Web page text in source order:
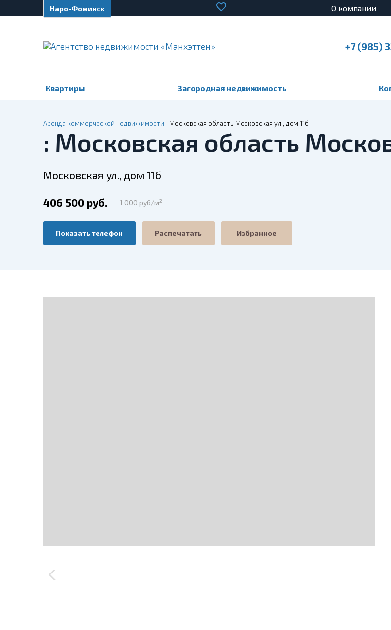
Наро-Фоминск О компании
+7 (985)
Квартиры Загородная недвижимость
Аренда коммерческой недвижимости Московская область Московская ул., дом 11б
: Московская область
Московская ул., дом 11б
406 500 руб. 1 000 руб/м2
Показать телефон Распечатать Избранное